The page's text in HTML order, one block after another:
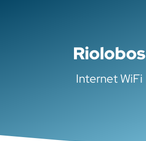
Riolobos
Internet WiFi